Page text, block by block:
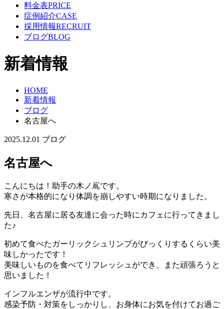
料金表PRICE
症例紹介CASE
採用情報RECRUIT
ブログBLOG
新着情報
HOME
新着情報
ブログ
名古屋へ
2025.12.01 ブログ
名古屋へ
こんにちは！助手の木ノ嶌です。
寒さが本格的になり体調を崩しやすい時期になりました。
先日、名古屋に居る友達に会った時にカフェに行ってきまし
た♪
初めて食べたガーリックシュリンプがびっくりするくらい美
味しかったです！
美味しいものを食べてリフレッシュができ、また頑張ろうと
思いました！
インフルエンザが流行中です。
感染予防・対策をしっかりし、お身体にお気を付けてお過ご